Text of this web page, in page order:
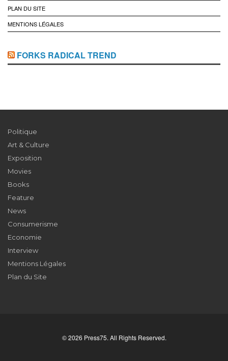
PLAN DU SITE
MENTIONS LÉGALES
FORKS RADICAL TREND
Politique
Art & Culture
Exposition
Movies
Books
Feature
News
Consumerisme
Economie
Interview
Mentions Légales
Plan du Site
© 2026 Press75. All Rights Reserved.